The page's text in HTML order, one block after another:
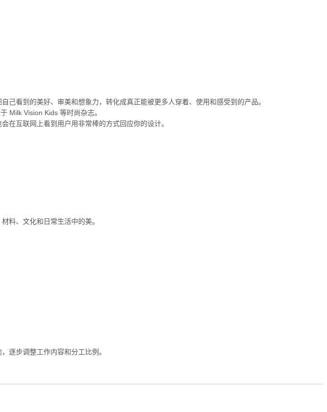
看到的美好、审美和想象力，转化成真正能被更多人穿着、使用和感受到的产品。
Milk Vision Kids 等时尚杂志。
在互联网上看到用户用非常棒的方式回应你的设计。
料、文化和日常生活中的美。
逐步调整工作内容和分工比例。